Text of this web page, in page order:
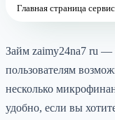
Главная страница
Займ zaimy24na7 ru —
пользователям
несколько
удобно, если вы